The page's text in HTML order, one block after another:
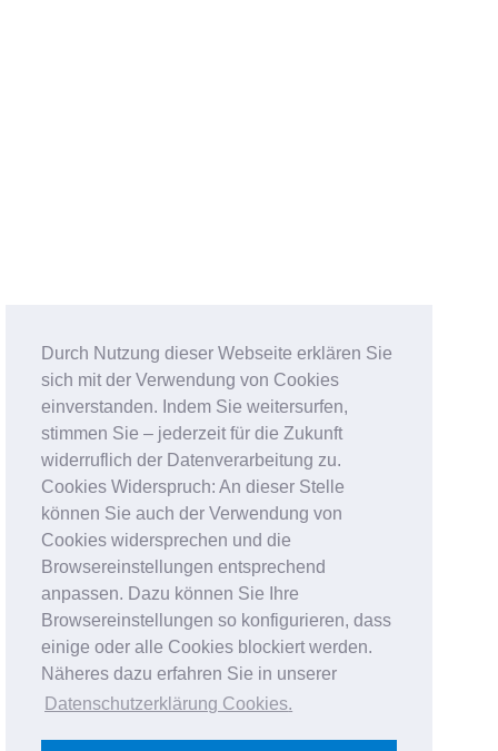
Durch Nutzung dieser Webseite erklären Sie
sich mit der Verwendung von Cookies
einverstanden. Indem Sie weitersurfen,
stimmen Sie – jederzeit für die Zukunft
widerruflich der Datenverarbeitung zu.
Cookies Widerspruch: An dieser Stelle
können Sie auch der Verwendung von
Cookies widersprechen und die
Browsereinstellungen entsprechend
anpassen. Dazu können Sie Ihre
Browsereinstellungen so konfigurieren, dass
einige oder alle Cookies blockiert werden.
Näheres dazu erfahren Sie in unserer
Datenschutzerklärung Cookies.